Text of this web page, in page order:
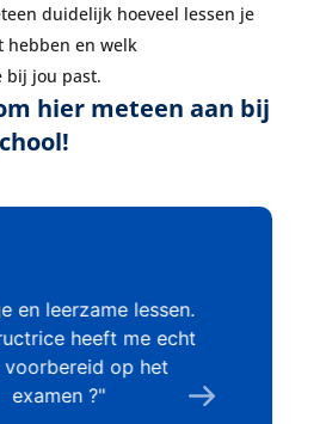
duidelijk hoeveel lessen je
hebben en welk
bij jou past.
hier meteen aan bij
en leerzame lessen.
heeft me echt
voorbereid op het
examen ?